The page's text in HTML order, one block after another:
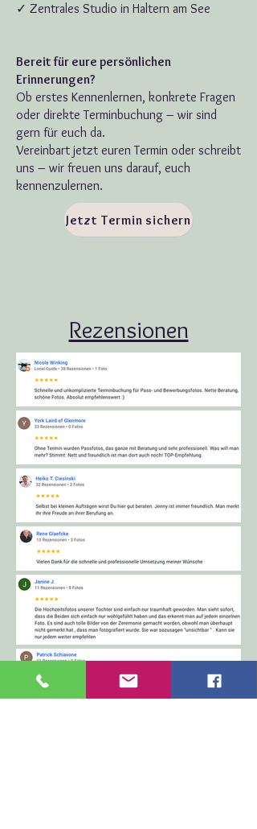
✓ Zentrales Studio in Haltern am See
Bereit für eure persönlichen
Erinnerungen?
Ob erstes Kennenlernen, konkrete Fragen
oder direkte Terminbuchung – wir sind
gern für euch da.
Vereinbart jetzt euren Termin oder schreibt
uns – wir freuen uns darauf, euch
kennenzulernen.
Jetzt Termin sichern
Rezensionen